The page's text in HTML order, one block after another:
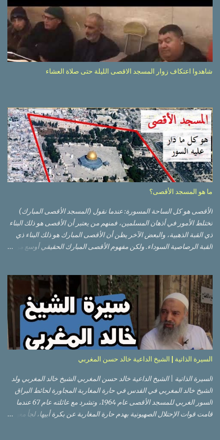
شاهدوا اعتكاف زوار المسجد الاقصى الليلة حتى صلاة العشاء
ما هو المسجد الأقصى؟
الأقصى هو كل الساحة المسورة: عندما نقول (المسجد الأقصى المبارك)
تختلط الأمور في أذهان المسلمين، فمنهم من يعتبر أن الأقصى هو ذلك البناء
ذي القبة الذهبية، والبعض الآخر يظن أن الأقصى المبارك هو ذلك البناء ذي
القبة الرصاصية السوداء. ولكن مفهوم الأقصى المبارك الحقيقي أوسع من
تلة في الزاوية الجنوبية الشرقية من مدينة القدس القديمة المسورة (البلدة
القديمة) والتي تقع في شرقي القدس فيالضفة الغربية. والمسجد الأقصى له
سور أيضاً وهو على شكل مضلع غير منتظم مساحته حوالي 144 دونم (144
كم متر مربع). المسجد الأقصى على تلة حارات البلدة القديمة – القدس
العتيقة كما هي اليوم يشمل المسجد الأقصى: قبة الصخرة المشرفة، (ذات
القبة الذهبية) والموجودة في موقع القلب بالنسبة للمسجد الأقصى
(ويستخدم الآن كمصلى للنساء يوم الجمعة). المصلى القِبلِي (المسجد
الجنوبي أو مبنى المسجد الأقصى)، ذي القبة الرصاصية السوداء، والواقع أ...
السيرة الذاتية | الشيخ الداعية خالد حسن المغربي
السيرة الذاتية | الشيخ الداعية خالد حسن المغربي الشيخ خالد المغربي ولد
الشيخ خالد المغربي في القدس في حارة المغاربة المجاورة لحائط البراق
السور الغربي للمسجد الأقصى عام 1964، وتشرد مع عائلته عام 67 عندما
قامت قوات الإحتلال الصهيونية بهدم حارة المغاربة عن بكرة أبيها، لجأ معهم